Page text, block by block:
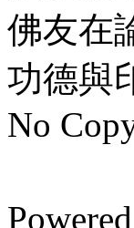
佛友在
功德與
No